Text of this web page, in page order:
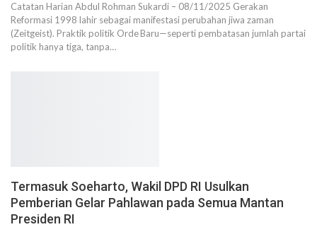
Catatan Harian Abdul Rohman Sukardi – 08/11/2025 Gerakan
Reformasi 1998 lahir sebagai manifestasi perubahan jiwa zaman
(Zeitgeist). Praktik politik Orde Baru—seperti pembatasan jumlah partai
politik hanya tiga, tanpa…
Termasuk Soeharto, Wakil DPD RI Usulkan
Pemberian Gelar Pahlawan pada Semua Mantan
Presiden RI